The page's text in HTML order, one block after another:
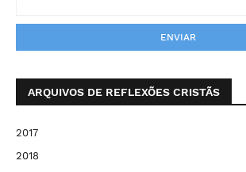
ARQUIVOS DE REFLEXÕES CRISTÃS
2017
2018